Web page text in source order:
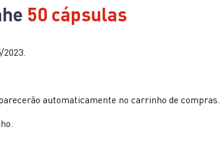
50 cápsulas
automaticamente no carrinho de compras.